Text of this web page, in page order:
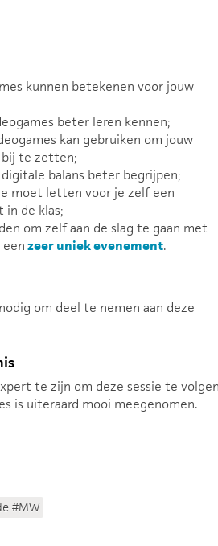
kunnen betekenen voor jouw
beter leren kennen;
kan gebruiken om jouw
bij te zetten;
balans beter begrijpen;
moet letten voor je zelf een
in de klas;
om zelf aan de slag te gaan met
zeer uniek evenement.
om deel te nemen aan deze
te zijn om deze sessie te
is uiteraard mooi meegenomen.
#MW